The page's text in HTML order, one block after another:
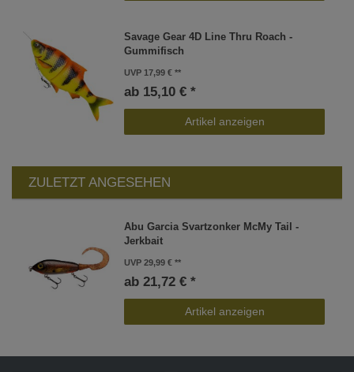
Savage Gear 4D Line Thru Roach -
Gummifisch
UVP 17,99 €
ab 15,10 € *
Artikel anzeigen
ZULETZT ANGESEHEN
Abu Garcia Svartzonker McMy Tail -
Jerkbait
UVP 29,99 €
ab 21,72 € *
Artikel anzeigen